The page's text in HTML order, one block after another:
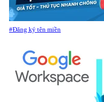
#Đăng ký tên miền